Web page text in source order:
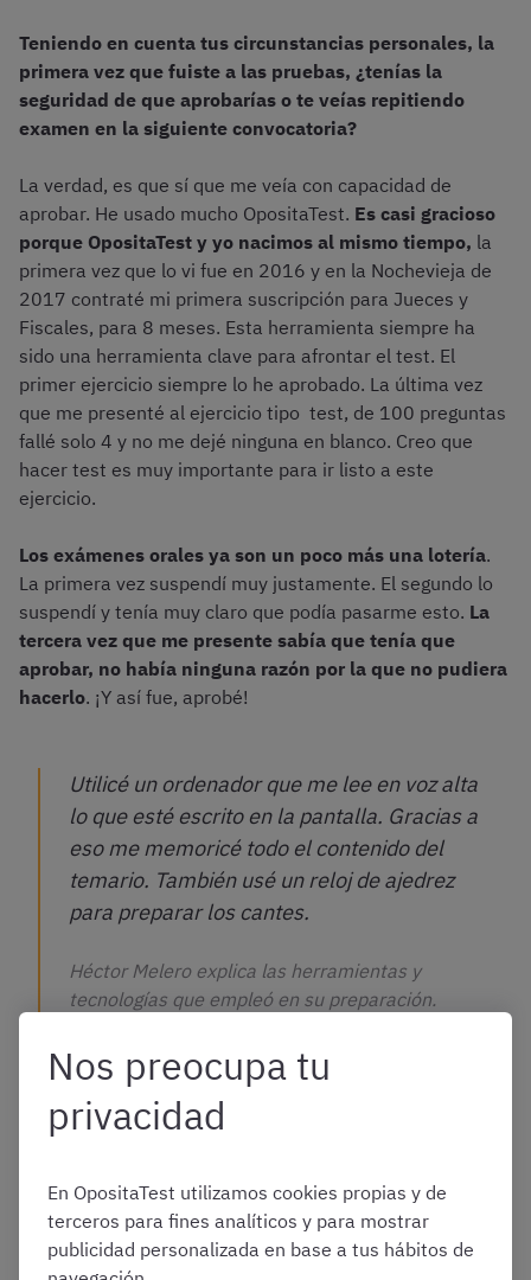
Teniendo en cuenta tus circunstancias personales, la
primera vez que fuiste a las pruebas, ¿tenías la
seguridad de que aprobarías o te veías repitiendo
examen en la siguiente convocatoria?
La verdad, es que sí que me veía con capacidad de
aprobar. He usado mucho OpositaTest. Es casi gracioso
porque OpositaTest y yo nacimos al mismo tiempo, la
primera vez que lo vi fue en 2016 y en la Nochevieja de
2017 contraté mi primera suscripción para Jueces y
Fiscales, para 8 meses. Esta herramienta siempre ha
sido una herramienta clave para afrontar el test. El
primer ejercicio siempre lo he aprobado. La última vez
que me presenté al ejercicio tipo test, de 100 preguntas
fallé solo 4 y no me dejé ninguna en blanco. Creo que
hacer test es muy importante para ir listo a este
ejercicio.
Los exámenes orales ya son un poco más una lotería.
La primera vez suspendí muy justamente. El segundo lo
suspendí y tenía muy claro que podía pasarme esto. La
tercera vez que me presente sabía que tenía que
aprobar, no había ninguna razón por la que no pudiera
hacerlo. ¡Y así fue, aprobé!
Utilicé un ordenador que me lee en voz alta
lo que esté escrito en la pantalla. Gracias a
eso me memoricé todo el contenido del
temario. También usé un reloj de ajedrez
para preparar los cantes.
Héctor Melero explica las herramientas y
tecnologías que empleó en su preparación.
Sobre la oposición a Jueces y
Fiscales
Comentaste en una entrevista previa que los
esquemas para el ejercicio oral los tuviste que hacer
“mentales”. Cuéntanos un poco más sobre esta
Nos preocupa tu
privacidad
En OpositaTest utilizamos cookies propias y de
terceros para fines analíticos y para mostrar
publicidad personalizada en base a tus hábitos de